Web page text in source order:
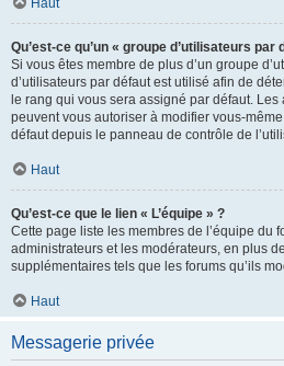
Haut
Qu’est-ce qu’un « groupe d’utilisateurs par
Si vous êtes membre de plus d’un groupe
d’utilisateurs par défaut est utilisé afin de
le rang qui vous sera assigné par défaut.
peuvent vous autoriser à modifier vous-
défaut depuis le panneau de contrôle de
Haut
Qu’est-ce que le lien « L’équipe » ?
Cette page liste les membres de l’équipe du
administrateurs et les modérateurs, en plus
supplémentaires tels que les forums qu’ils
Haut
Messagerie privée